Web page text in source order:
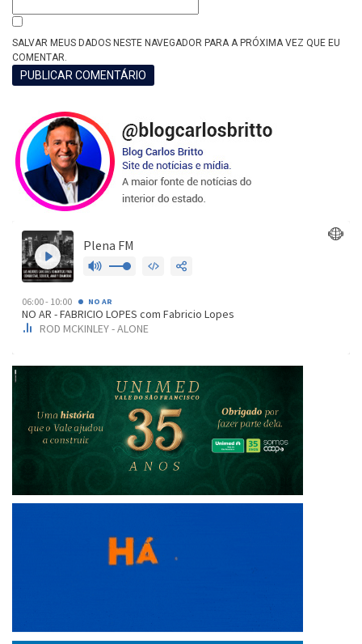
SALVAR MEUS DADOS NESTE NAVEGADOR PARA A PRÓXIMA VEZ QUE EU
COMENTAR.